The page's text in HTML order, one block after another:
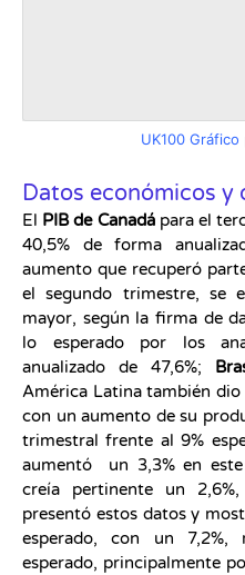
UK100 Gráfico
Datos económicos y
El PIB de Canadápara el
40,5% de forma
aumento que recuperó
el segundo trimestre, se
mayor, según la firma de
lo esperado por los
anualizado de 47,6%;
América Latina también
con un aumento de su
trimestral frente al 9%
aumentó un 3,3% en
creía pertinente un
presentó estos datos y
esperado, con un
esperado, principalmente